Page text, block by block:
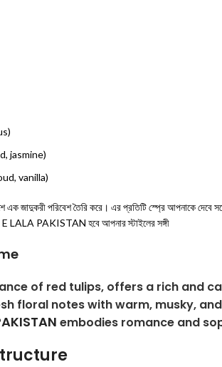
jasmine)
vanilla)
এক জাদুকরী পরিবেশ তৈরি করে। এর প্রতিটি স্প্রে আপনাকে
E LALA PAKISTAN হবে আপনার স্টাইলের সঙ্গী
of red tulips, offers a rich and
floral notes with warm, musky,
embodies romance and